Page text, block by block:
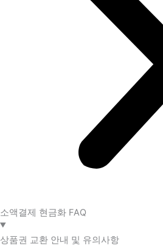
소액결제 현금화 FAQ​
상품권 교환 안내 및 유의사항